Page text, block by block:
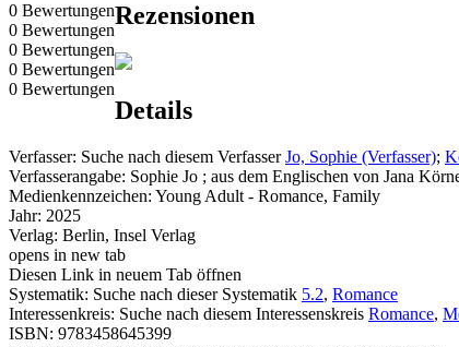
0 Bewertungen
0 Bewertungen
0 Bewertungen
0 Bewertungen
0 Bewertungen
Rezensionen
Details
Verfasser: Suche nach diesem Verfasser Jo, Sophie (Verfasser);
Verfasserangabe: Sophie Jo ; aus dem Englischen von Jana
Medienkennzeichen: Young Adult - Romance, Family
Jahr: 2025
Verlag: Berlin, Insel Verlag
opens in new tab
Diesen Link in neuem Tab öffnen
Systematik: Suche nach dieser Systematik 5.2, Romance
Interessenkreis: Suche nach diesem Interessenskreis Romance,
ISBN: 9783458645399